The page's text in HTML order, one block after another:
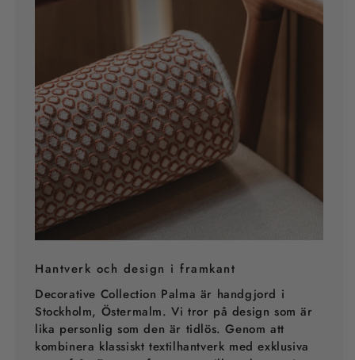
Hantverk och design i framkant
Decorative Collection Palma är handgjord i
Stockholm, Östermalm. Vi tror på design som är
lika personlig som den är tidlös. Genom att
kombinera klassiskt textilhantverk med exklusiva